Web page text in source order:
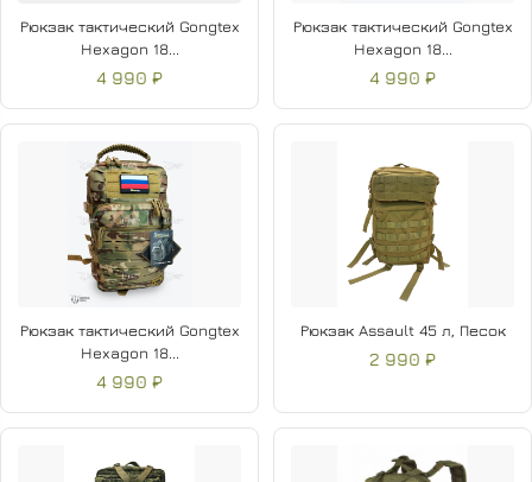
Рюкзак тактический Gongtex
Hexagon 18...
4 990 ₽
Рюкзак тактический Gongtex
Hexagon 18...
4 990 ₽
Рюкзак тактический Gongtex
Hexagon 18...
4 990 ₽
Рюкзак Assault 45 л, Песок
2 990 ₽